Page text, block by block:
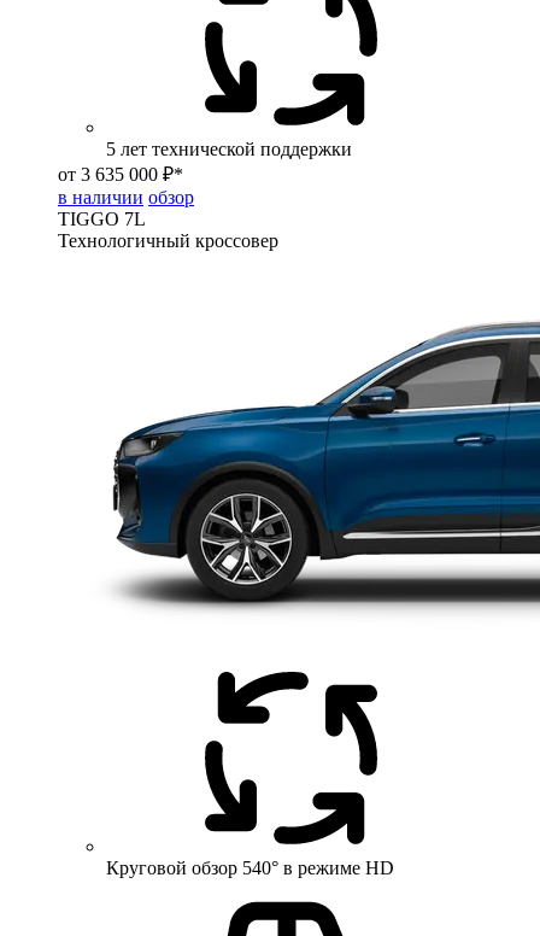
5 лет технической поддержки
от 3 635 000 ₽*
в наличии обзор
TIGGO 7L
Технологичный кроссовер
Круговой обзор 540° в режиме HD